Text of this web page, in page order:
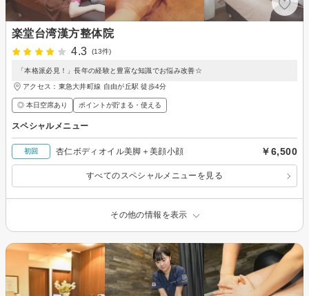
楽堂台湾漢方整体院
4.3
(13件)
「本格派必見！」長年の経験と豊富な知識でお悩み改善☆
アクセス：東急大井町線 自由が丘駅 徒歩4分
◎ 本日空席あり ポイントが貯まる・使える
スペシャルメニュー
初回 杏仁ボディオイル美脚＋美顔小顔 ￥6,500
すべてのスペシャルメニューを見る
その他の情報を表示